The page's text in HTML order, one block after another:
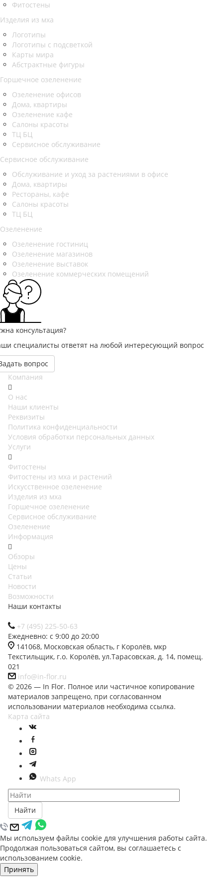
Фитостены
Изделия из мха
Логотипы
Логотипы с подсветкой
Карты мира
Абстрактные фигуры
Горшечное озеленение
Озеленение офисов
Дома, квартиры
Озеленение кафе
Салоны красоты
ТЦ БЦ
Сервисное обслуживание
Сервисное обслуживание
Обслуживание и уход за растениями в офисе
Дома, квартиры
Рестораны, кафе
Салоны красоты
ТЦ БЦ
Озеленение
Озеленение гостиниц
Озеленение магазинов
Озеленение выставок
Озеленение коммерческих помещений
консультация?
специалисты ответят на любой интересующий вопрос
вопрос
Компания
О нас
Наши клиенты
Реквизиты
Политика конфиденциальности
Условия обработки персональных данных
Услуги
Фитостены
Фитостены из мха и растений
Искусственное озеленение
Изделия из мха
Горшечное озеленение
Сервисное обслуживание
Озеленение
Информация
Обзоры
Цены
Статьи
Новости
Возможности
Наши контакты
+7 (495) 225-50-63
Ежедневно: с 9:00 до 20:00
141068, Московская область, г Королёв, мкр
Текстильщик, г.о. Королёв, ул.Тарасовская, д. 14, помещ.
021
info@in-flor.ru
© 2026 — In Flor. Полное или частичное копирование
материалов запрещено, при согласованном
использовании материалов необходима ссылка.
Карта сайта
Whats App
Найти
Мы используем файлы cookie для улучшения работы сайта.
Продолжая пользоваться сайтом, вы соглашаетесь с
использованием cookie.
Принять